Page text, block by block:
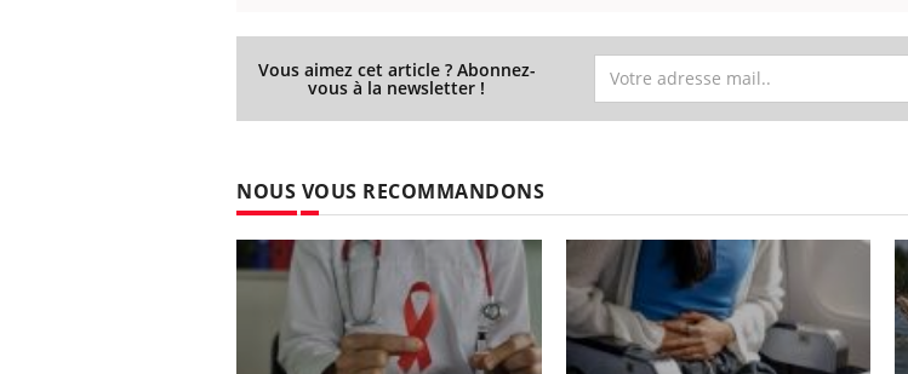
Vous aimez cet article ? Abonnez-
vous à la newsletter !
NOUS VOUS RECOMMANDONS